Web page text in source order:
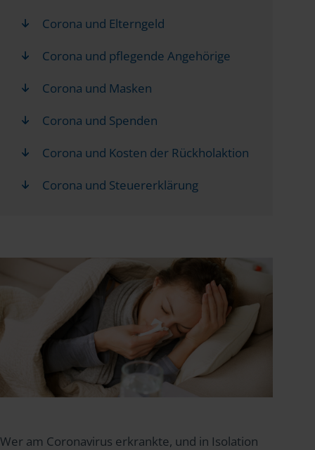
Corona und Elterngeld
Corona und pflegende Angehörige
Corona und Masken
Corona und Spenden
Corona und Kosten der Rückholaktion
Corona und Steuererklärung
Wer am Coronavirus erkrankte, und in Isolation